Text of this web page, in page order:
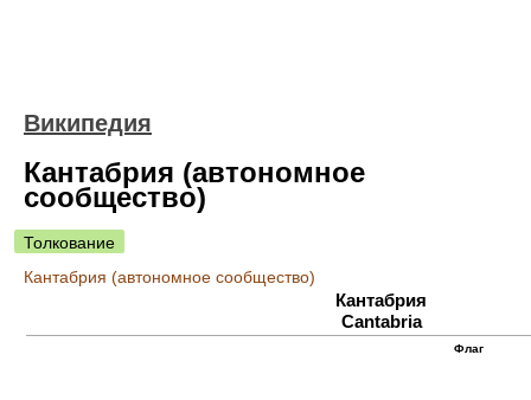
Википедия
Кантабрия (автономное
сообщество)
Толкование
Кантабрия (автономное сообщество)
Кантабрия
Cantabria
Флаг